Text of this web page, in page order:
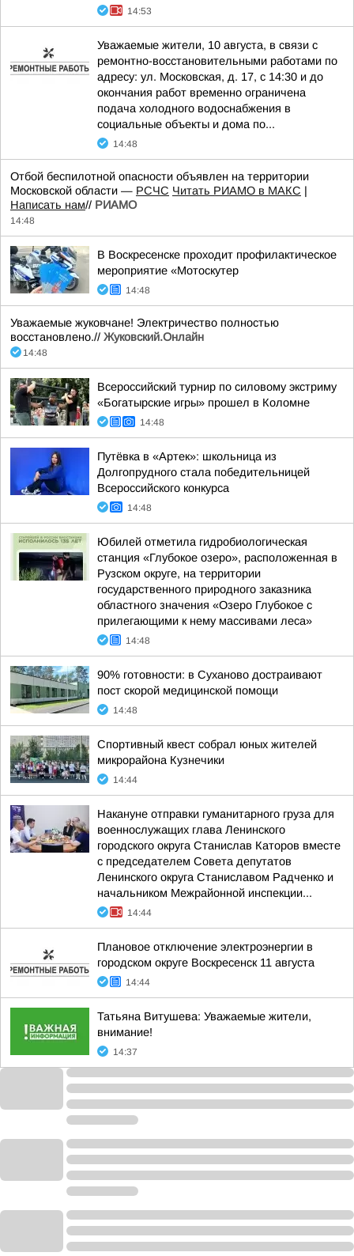
14:53
Уважаемые жители, 10 августа, в связи с
ремонтно-восстановительными работами по
адресу: ул. Московская, д. 17, с 14:30 и до
окончания работ временно ограничена
подача холодного водоснабжения в
социальные объекты и дома по...
14:48
Отбой беспилотной опасности объявлен на территории
Московской области — РСЧС Читать РИАМО в МАКС |
Написать нам// РИАМО
14:48
В Воскресенске проходит профилактическое
мероприятие «Мотоскутер
14:48
Уважаемые жуковчане! Электричество полностью
восстановлено.// Жуковский.Онлайн
14:48
Всероссийский турнир по силовому экстриму
«Богатырские игры» прошел в Коломне
14:48
Путёвка в «Артек»: школьница из
Долгопрудного стала победительницей
Всероссийского конкурса
14:48
Юбилей отметила гидробиологическая
станция «Глубокое озеро», расположенная в
Рузском округе, на территории
государственного природного заказника
областного значения «Озеро Глубокое с
прилегающими к нему массивами леса»
14:48
90% готовности: в Суханово достраивают
пост скорой медицинской помощи
14:48
Спортивный квест собрал юных жителей
микрорайона Кузнечики
14:44
Накануне отправки гуманитарного груза для
военнослужащих глава Ленинского
городского округа Станислав Каторов вместе
с председателем Совета депутатов
Ленинского округа Станиславом Радченко и
начальником Межрайонной инспекции...
14:44
Плановое отключение электроэнергии в
городском округе Воскресенск 11 августа
14:44
Татьяна Витушева: Уважаемые жители,
внимание!
14:37